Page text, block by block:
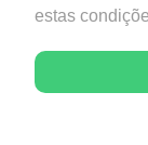
estas